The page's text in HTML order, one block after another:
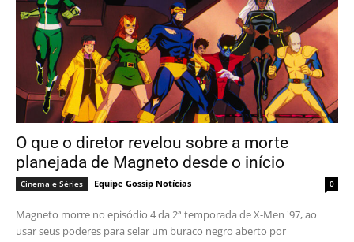
O que o diretor revelou sobre a morte
planejada de Magneto desde o início
Cinema e Séries Equipe Gossip Notícias 0
Magneto morre no episódio 4 da 2ª temporada de X-Men '97, ao
usar seus poderes para selar um buraco negro aberto por